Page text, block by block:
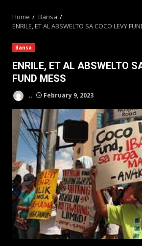
Home
Bansa
ENRILE, ET AL ABSWELTO SA COCO LEVY
Bansa
ENRILE, ET AL ABSWELTO
FUND MESS
.. February 9, 2023